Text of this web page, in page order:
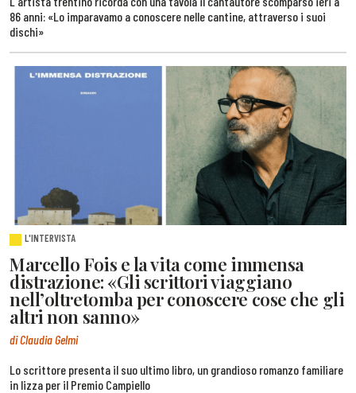
86 anni: «Lo imparavamo a conoscere nelle cantine, attraverso i suoi
dischi»
L'INTERVISTA
Marcello Fois e la vita come immensa
distrazione: «Gli scrittori viaggiano
nell’oltretomba per conoscere cose che gli
altri non sanno»
di Claudia Gelmi
Lo scrittore presenta il suo ultimo libro, un grandioso romanzo familiare
in lizza per il Premio Campiello